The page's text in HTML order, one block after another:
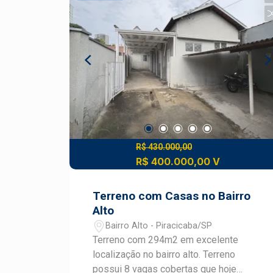
agendar uma visita, entre em contato.
R$ 430.000,00
R$ 400.000,00 V
Terreno com Casas no Bairro
Alto
Bairro Alto - Piracicaba/SP
Terreno com 294m2 em excelente
localização no bairro alto. Terreno
possui 8 vagas cobertas que hoje